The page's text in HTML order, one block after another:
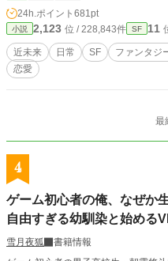
24h.ポイント 681pt
小説 2,123 位 / 228,843件 SF 11
近未来 日常 SF ファンタジ
恋愛
最
4
ゲーム初心者の俺、なぜか
自由すぎる幼馴染と始める
雪月夜狐
書籍情報